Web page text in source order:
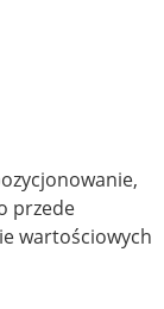
przede
wartościowych